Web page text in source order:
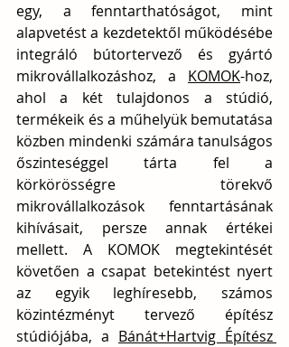
egy, a fenntarthatóságot, mint
alapvetést a kezdetektől működésébe
integráló bútortervező és gyártó
mikrovállalkozáshoz, a KOMOK-hoz,
ahol a két tulajdonos a stúdió,
termékeik és a műhelyük bemutatása
közben mindenki számára tanulságos
őszinteséggel tárta fel a
körkörösségre törekvő
mikrovállalkozások fenntartásának
kihívásait, persze annak értékei
mellett. A KOMOK megtekintését
követően a csapat betekintést nyert
az egyik leghíresebb, számos
közintézményt tervező építész
stúdiójába, a Bánát+Hartvig Építész